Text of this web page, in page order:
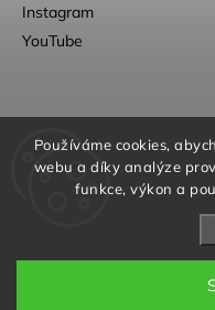
Používáme cookies,
webu a díky analýze
funkce, výkon a
Instagram
YouTube